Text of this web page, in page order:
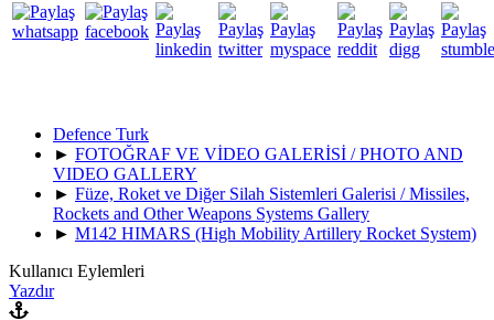
Defence Turk
► FOTOĞRAF VE VİDEO GALERİSİ / PHOTO AND
VIDEO GALLERY
► Füze, Roket ve Diğer Silah Sistemleri Galerisi / Missiles,
Rockets and Other Weapons Systems Gallery
► M142 HIMARS (High Mobility Artillery Rocket System)
Kullanıcı Eylemleri
Yazdır